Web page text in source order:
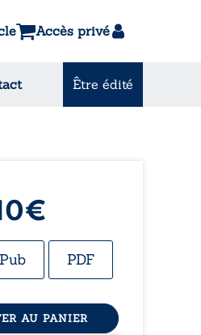
Accès privé
Être édité
€
PDF
AU PANIER